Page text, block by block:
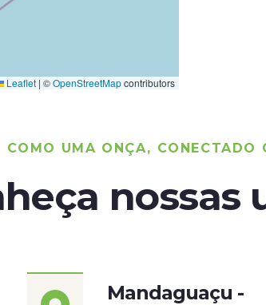
Leaflet | ©OpenStreetMapcontributors
COMO UMA ONÇA, CONECTADO
nossas
Mandaguaçu -